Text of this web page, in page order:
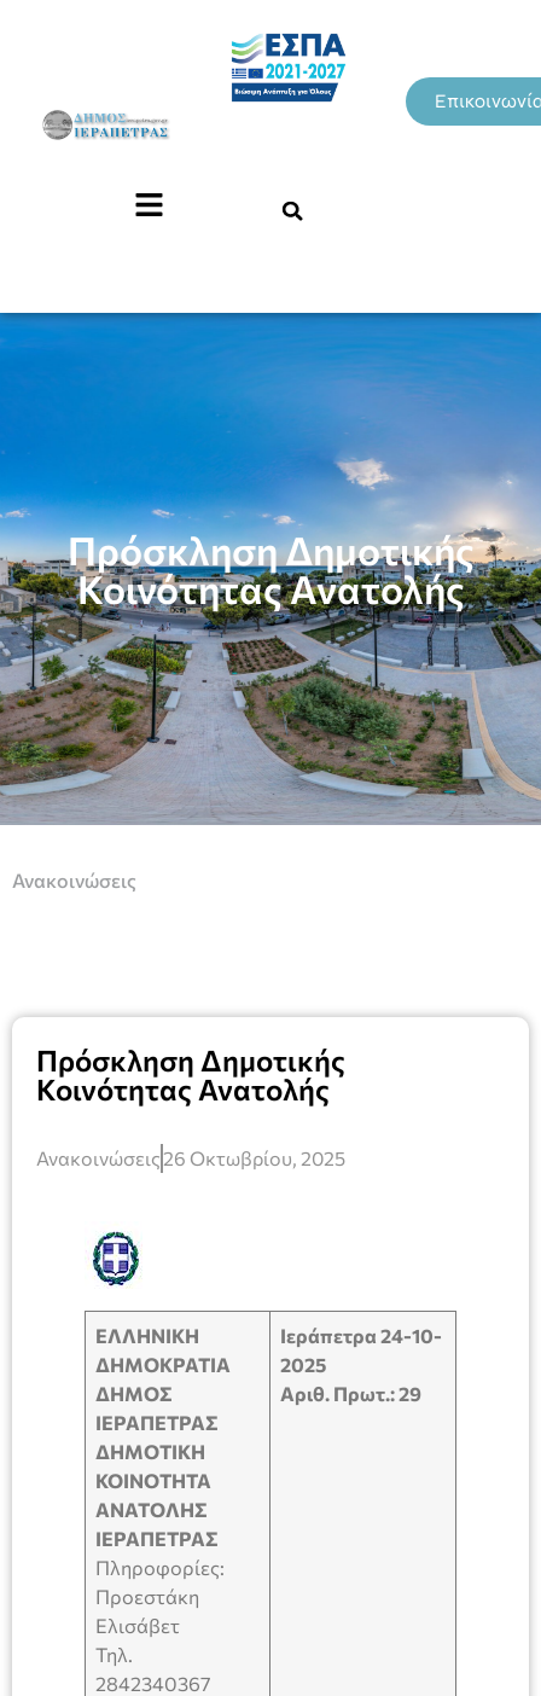
Πρόσκληση Δημοτικής
Κοινότητας Ανατολής
Ανακοινώσεις
Πρόσκληση Δημοτικής
Κοινότητας Ανατολής
Ανακοινώσεις 26 Οκτωβρίου, 2025
ΕΛΛΗΝΙΚΗ
ΔΗΜΟΚΡΑΤΙΑ
ΔΗΜΟΣ
ΙΕΡΑΠΕΤΡΑΣ
ΔΗΜΟΤΙΚΗ
KOINOTHTA
ΑΝΑΤΟΛΗΣ
ΙΕΡΑΠΕΤΡΑΣ
Πληροφορίες:
Προεστάκη
Ελισάβετ
Τηλ.
2842340367
Ιεράπετρα 24-10-
2025
Αριθ. Πρωτ.: 29